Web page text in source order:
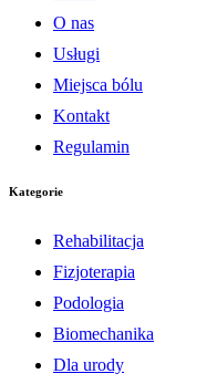
O nas
Usługi
Miejsca bólu
Kontakt
Regulamin
Kategorie
Rehabilitacja
Fizjoterapia
Podologia
Biomechanika
Dla urody